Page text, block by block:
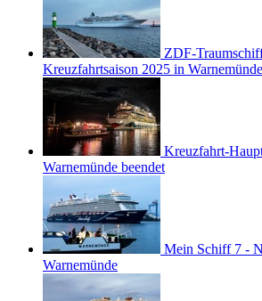
ZDF-
Kreuzfahrtsaison 2025 in Warnemünde
Kreuzfahrt-
Warnemünde beendet
Mein Schiff 7 -
Warnemünde